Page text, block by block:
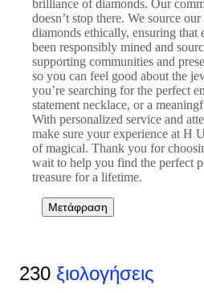
brilliance of diamonds. Our
doesn’t stop there. We source our
diamonds ethically, ensuring that
been responsibly mined and
supporting communities and
so you can feel good about the
you’re searching for the perfect
statement necklace, or a
With personalized service and
make sure your experience at H
of magical. Thank you for
wait to help you find the perfect
treasure for a lifetime.
Μετάφραση
230 ξιολογήσεις